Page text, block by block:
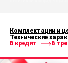
Комплектации и
Технические
В кредит
В